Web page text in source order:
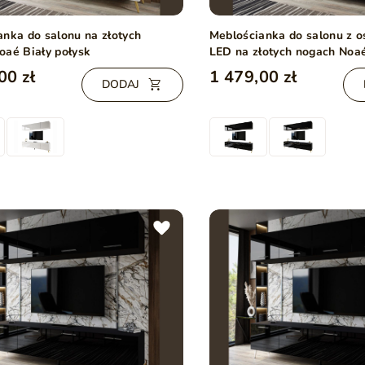
do salonu na złotych
Biały połysk
zł DODAJ
Meblościanka do salonu z
LED na złotych nogach
połysk
1 479,00 zł